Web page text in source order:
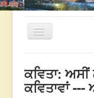
Toggle
ਰਚਨਾਵਾਂ
ਕਵਿਤਾ:
ਕਵਿਤਾਵਾਂ ---